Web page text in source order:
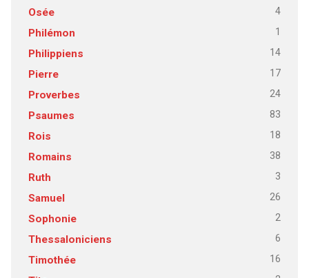
Osée 4
Philémon 1
Philippiens 14
Pierre 17
Proverbes 24
Psaumes 83
Rois 18
Romains 38
Ruth 3
Samuel 26
Sophonie 2
Thessaloniciens 6
Timothée 16